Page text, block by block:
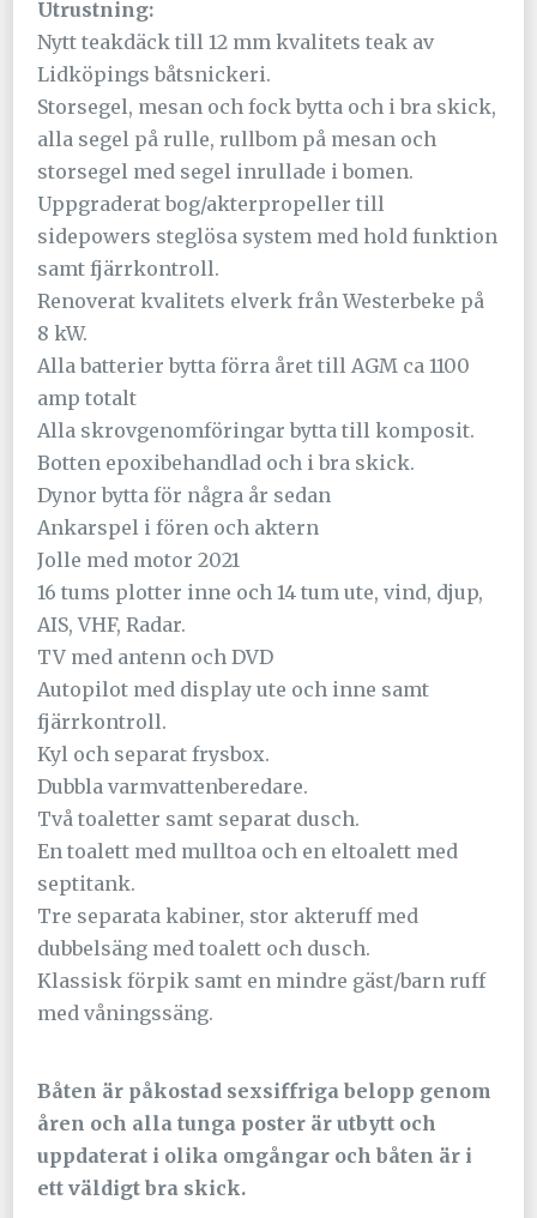
Utrustning:
Nytt teakdäck till 12 mm kvalitets teak av
Lidköpings båtsnickeri.
Storsegel, mesan och fock bytta och i bra skick,
alla segel på rulle, rullbom på mesan och
storsegel med segel inrullade i bomen.
Uppgraderat bog/akterpropeller till
sidepowers steglösa system med hold funktion
samt fjärrkontroll.
Renoverat kvalitets elverk från Westerbeke på
8 kW.
Alla batterier bytta förra året till AGM ca 1100
amp totalt
Alla skrovgenomföringar bytta till komposit.
Botten epoxibehandlad och i bra skick.
Dynor bytta för några år sedan
Ankarspel i fören och aktern
Jolle med motor 2021
16 tums plotter inne och 14 tum ute, vind, djup,
AIS, VHF, Radar.
TV med antenn och DVD
Autopilot med display ute och inne samt
fjärrkontroll.
Kyl och separat frysbox.
Dubbla varmvattenberedare.
Två toaletter samt separat dusch.
En toalett med mulltoa och en eltoalett med
septitank.
Tre separata kabiner, stor akteruff med
dubbelsäng med toalett och dusch.
Klassisk förpik samt en mindre gäst/barn ruff
med våningssäng.
Båten är påkostad sexsiffriga belopp genom
åren och alla tunga poster är utbytt och
uppdaterat i olika omgångar och båten är i
ett väldigt bra skick.